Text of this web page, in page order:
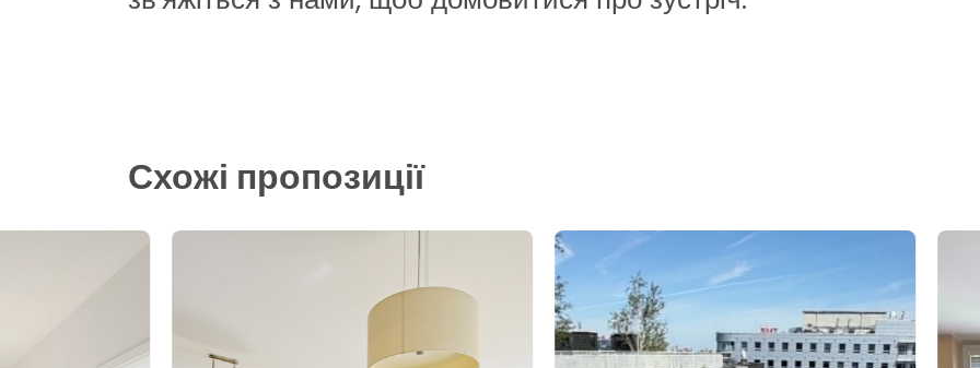
Схожі пропозиції